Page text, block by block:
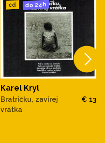
cd do 24h
Karel Kryl
Bratríčku, zavírej
vrátka
€ 13